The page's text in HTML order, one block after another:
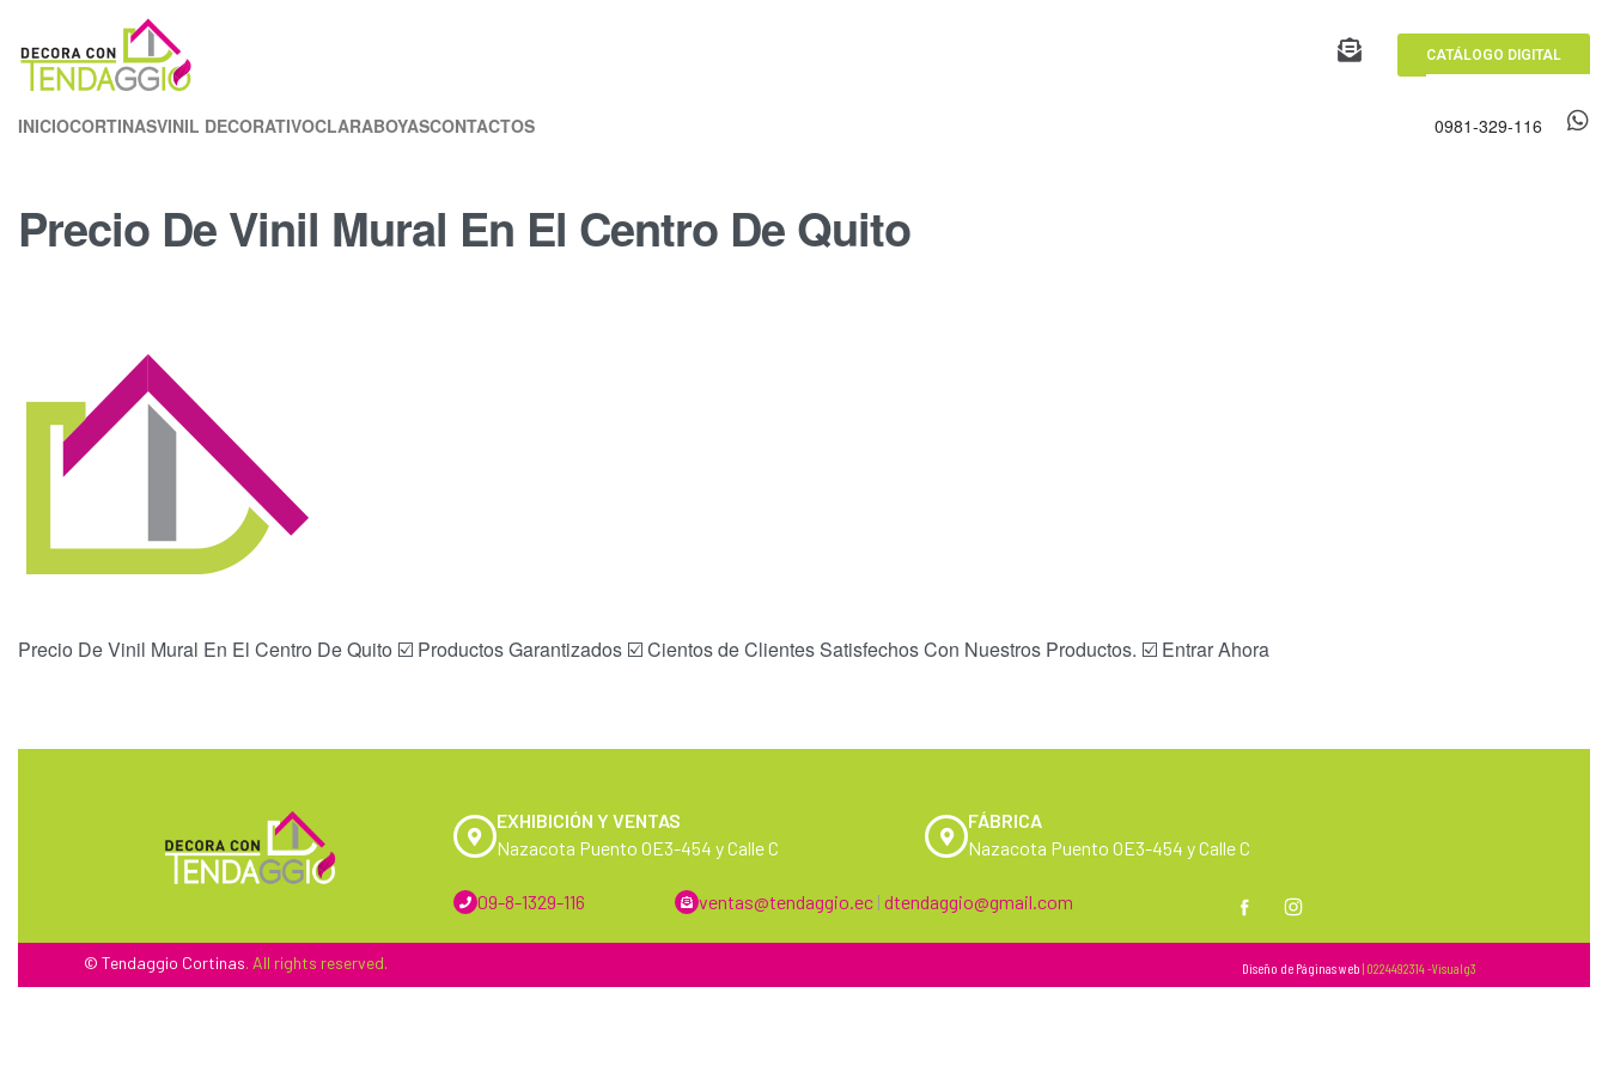
CATÁLOGO DIGITAL
INICIOCORTINASVINIL DECORATIVOCLARABOYASCONTACTOS 0981-329-116
Precio De Vinil Mural En El Centro De Quito
Precio De Vinil Mural En El Centro De Quito ☑️ Productos Garantizados ☑️ Cientos de Clientes Satisfechos Con Nuestros Productos. ☑️ Entrar Ahora
EXHIBICIÓN Y VENTAS
Nazacota Puento OE3-454 y Calle C
FÁBRICA
Nazacota Puento OE3-454 y Calle C
09-8-1329-116 ventas@tendaggio.ec | dtendaggio@gmail.com
© Tendaggio Cortinas. All rights reserved. Diseño de Páginas web | 0224492314 -Visualg3